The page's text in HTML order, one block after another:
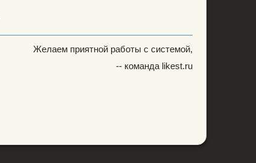
Желаем приятной работы с системой,
-- команда likest.ru